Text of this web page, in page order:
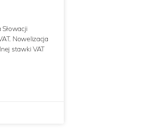
Nowelizacja
stawki VAT